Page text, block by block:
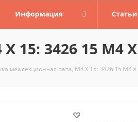
Информация Статьи
15: 3426 15 M4
межсекционная папа, M4 X 15: 3426 15 M4 X